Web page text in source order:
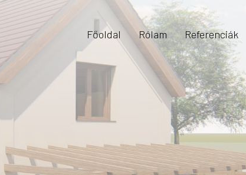
Főoldal Rólam Referenciák